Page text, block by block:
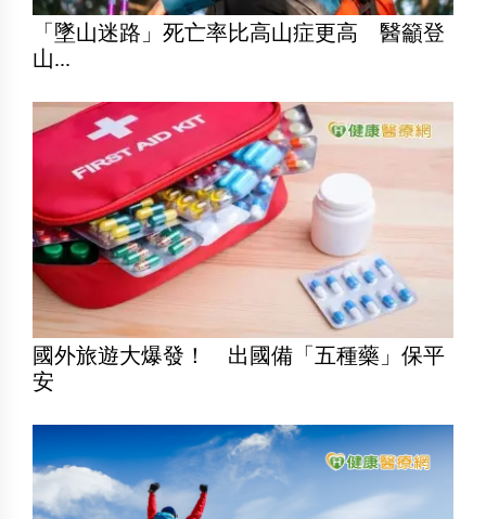
「墜山迷路」死亡率比高山症更高 醫籲登
山...
國外旅遊大爆發！ 出國備「五種藥」保平
安